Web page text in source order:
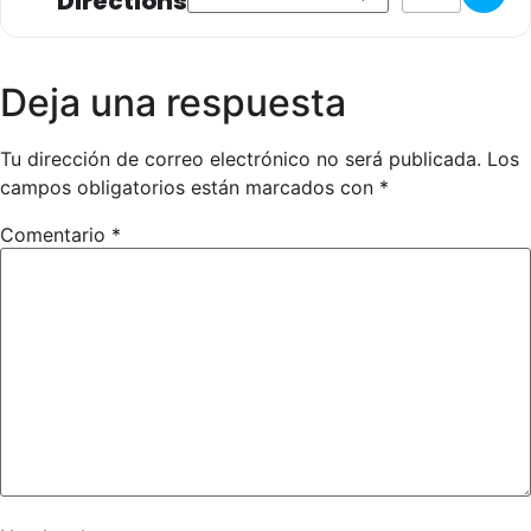
tecnificaciones dentro de este plan más 2 tecnificaciones
Anexo-II-permiso-participacion-tutores
Formulario-de-inscripcion-PNTD—Examen-de-Grados
Deja una respuesta
Tu dirección de correo electrónico no será publicada. Los
campos obligatorios están marcados con *
Comentario *